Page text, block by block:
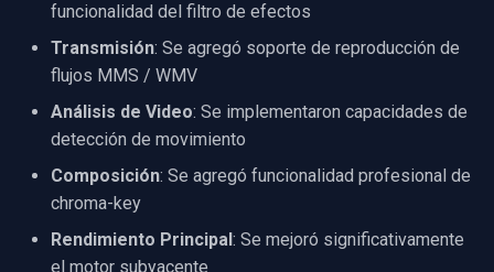
funcionalidad del filtro de efectos
Transmisión: Se agregó soporte de reproducción de
flujos MMS / WMV
Análisis de Video: Se implementaron capacidades de
detección de movimiento
Composición: Se agregó funcionalidad profesional de
chroma-key
Rendimiento Principal: Se mejoró significativamente
el motor subyacente